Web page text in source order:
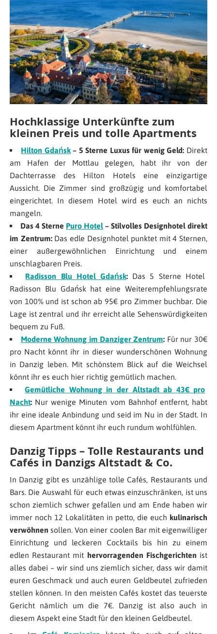
Hochklassige Unterkünfte zum
kleinen Preis und tolle Apartments
Hilton Gdańsk– 5 Sterne Luxus für wenig Geld: Direkt
am Hafen der Mottlau gelegen, habt ihr von der
Dachterrasse des Hilton Hotels eine einzigartige
Aussicht. Die Zimmer sind großzügig und komfortabel
eingerichtet. In diesem Hotel wird es euch an nichts
mangeln.
Das 4 Sterne Puro Hotel – Stilvolles Designhotel direkt
im Zentrum: Das edle Designhotel punktet mit 4 Sternen,
einer außergewöhnlichen Einrichtung und einem
unschlagbaren Preis.
Radisson Blu Hotel Gdańsk: Das 5 Sterne Hotel
Radisson Blu Gdańsk hat eine Weiterempfehlungsrate
von 100% und ist schon ab 95€ pro Zimmer buchbar. Die
Lage ist zentral und ihr erreicht alle Sehenswürdigkeiten
bequem zu Fuß.
Moderne Wohnung im Danziger Zentrum: Für nur 30€
pro Nacht könnt ihr in dieser wunderschönen Wohnung
in Danzig leben. Mit schönstem Blick auf die Weichsel
könnt ihr es euch hier richtig gemütlich machen.
Gemütliche Wohnung in der Altstadt ab 43€ pro
Nacht: Nur wenige Minuten vom Bahnhof entfernt, habt
ihr eine ideale Anbindung und seid im Nu in der Stadt. In
diesem Apartment könnt ihr euch rundum wohlfühlen.
Danzig Tipps – Tolle Restaurants und
Cafés in Danzigs Altstadt & Co.
In Danzig gibt es unzählige tolle Cafés, Restaurants und
Bars. Die Auswahl für euch etwas einzuschränken, ist uns
schon ziemlich schwer gefallen und am Ende haben wir
immer noch 12 Lokalitäten in petto, die euch kulinarisch
verwöhnen sollen. Von einer coolen Bar mit eigenwilliger
Einrichtung und leckeren Cocktails bis hin zu einem
edlen Restaurant mit hervorragenden Fischgerichten ist
alles dabei – wir sind uns ziemlich sicher, dass wir damit
euren Geschmack und auch euren Geldbeutel zufrieden
stellen können. In den meisten Cafés kostet das teuerste
Gericht nämlich um die 7€. Danzig ist also auch in
diesem Aspekt eine Stadt für den kleinen Geldbeutel.